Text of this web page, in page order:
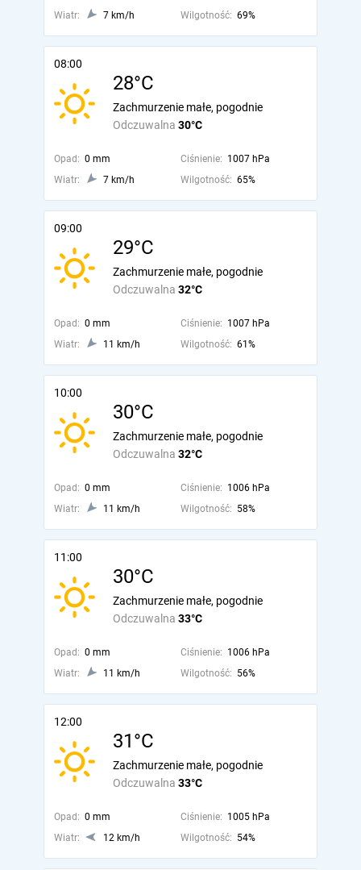
Wiatr: 7 km/h Wilgotność: 69%
08:00
28°C
Odczuwalna 30°C
Zachmurzenie małe, pogodnie
Opad: 0 mm Ciśnienie: 1007 hPa
Wiatr:
7 km/h Wilgotność: 65%
09:00
29°C
Odczuwalna 32°C
Zachmurzenie małe, pogodnie
Opad: 0 mm Ciśnienie: 1007 hPa
Wiatr:
11 km/h Wilgotność: 61%
10:00
30°C
Odczuwalna 32°C
Zachmurzenie małe, pogodnie
Opad: 0 mm Ciśnienie: 1006 hPa
Wiatr:
11 km/h Wilgotność: 58%
11:00
30°C
Odczuwalna 33°C
Zachmurzenie małe, pogodnie
Opad: 0 mm Ciśnienie: 1006 hPa
Wiatr:
11 km/h Wilgotność: 56%
12:00
31°C
Odczuwalna 33°C
Zachmurzenie małe, pogodnie
Opad: 0 mm Ciśnienie: 1005 hPa
Wiatr:
12 km/h Wilgotność: 54%